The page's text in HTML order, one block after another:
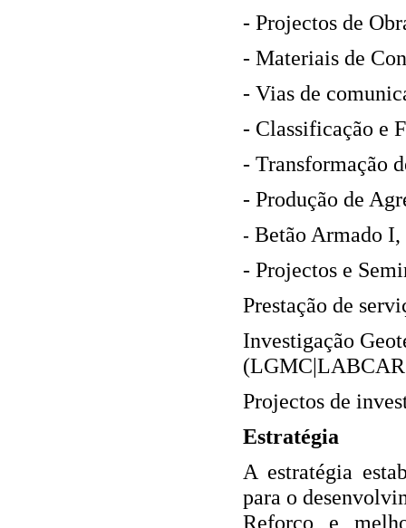
‐ Projectos de
‐ Materiais de
‐ Vias de
‐ Classificação e
‐ Transformação
‐ Produção de
‐ Betão Armado
‐ Projectos e
Prestação de
Investigação
Projectos de
Estratégia
A estratégia
para o
Reforço e